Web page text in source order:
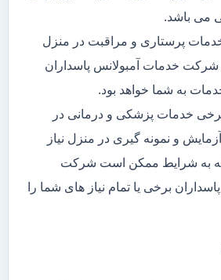
می باشد.
پرستاری و مراقبت در منزل
، شرکت خدمات آمبولانس پاسداران
خدمات به شما خواهد بود.
خدمات پزشکی و درمانی در
و نمونه گیری در منزل نیاز
به شرایط ممکن است شرکت
برخی یا تمام نیاز های شما را